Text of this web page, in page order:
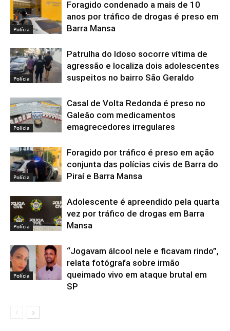
Polícia
Foragido condenado a mais de 10
anos por tráfico de drogas é preso em
Barra Mansa
Polícia
Patrulha do Idoso socorre vítima de
agressão e localiza dois adolescentes
suspeitos no bairro São Geraldo
Polícia
Casal de Volta Redonda é preso no
Galeão com medicamentos
emagrecedores irregulares
Polícia
Foragido por tráfico é preso em ação
conjunta das polícias civis de Barra do
Piraí e Barra Mansa
Polícia
Adolescente é apreendido pela quarta
vez por tráfico de drogas em Barra
Mansa
Polícia
“Jogavam álcool nele e ficavam rindo”,
relata fotógrafa sobre irmão
queimado vivo em ataque brutal em
SP